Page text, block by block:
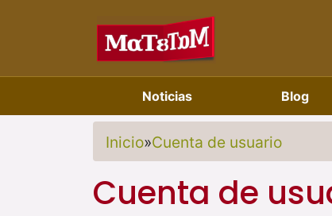
Noticias Blog
Inicio»Cuenta de usuario
Cuenta de